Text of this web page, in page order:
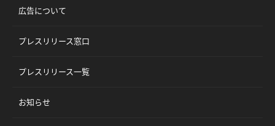
広告について
プレスリリース窓口
プレスリリース一覧
お知らせ